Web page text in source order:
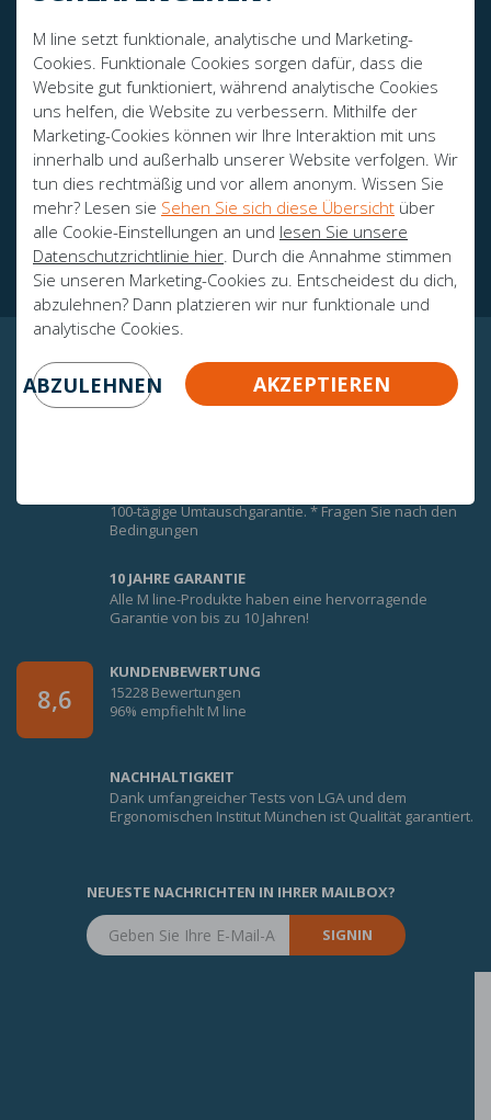
M line setzt funktionale, analytische und Marketing-
Cookies. Funktionale Cookies sorgen dafür, dass die
Website gut funktioniert, während analytische Cookies
uns helfen, die Website zu verbessern. Mithilfe der
Marketing-Cookies können wir Ihre Interaktion mit uns
innerhalb und außerhalb unserer Website verfolgen. Wir
tun dies rechtmäßig und vor allem anonym. Wissen Sie
mehr? Lesen sie Sehen Sie sich diese Übersicht über
alle Cookie-Einstellungen an und lesen Sie unsere
Datenschutzrichtlinie hier. Durch die Annahme stimmen
Sie unseren Marketing-Cookies zu. Entscheidest du dich,
abzulehnen? Dann platzieren wir nur funktionale und
analytische Cookies.
ABZULEHNEN AKZEPTIEREN
info@mline.nl
+31 413-243050
Botschafter
Zertifikate
GARANTIERTE GEWISSHEIT!
100-tägige Umtauschgarantie. * Fragen Sie nach den
Bedingungen
10 JAHRE GARANTIE
Alle M line-Produkte haben eine hervorragende
Garantie von bis zu 10 Jahren!
8,6
KUNDENBEWERTUNG
15228 Bewertungen
96% empfiehlt M line
NACHHALTIGKEIT
Dank umfangreicher Tests von LGA und dem
Ergonomischen Institut München ist Qualität garantiert.
NEUESTE NACHRICHTEN IN IHRER MAILBOX?
SIGNIN